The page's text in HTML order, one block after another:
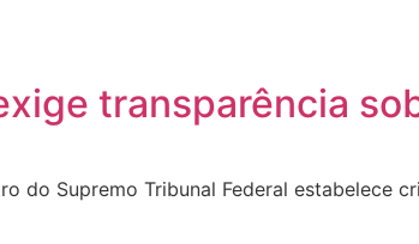
transparência
do Supremo Tribunal Federal estabelece